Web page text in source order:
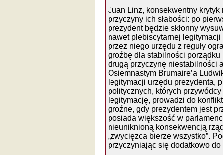
Juan Linz, konsekwentny krytyk
przyczyny ich słabości: po
prezydent będzie skłonny
nawet plebiscytarnej
przez niego urzędu z reguły
groźbę dla stabilności
drugą przyczynę niestabilności
Osiemnastym Brumaire’a
legitymacji urzędu prezydenta,
politycznych, których
legitymację, prowadzi do
groźne, gdy prezydentem jest
posiada większość w
nieuniknioną konsekwencją
„zwycięzca bierze wszystko”.
przyczyniając się dodatkowo